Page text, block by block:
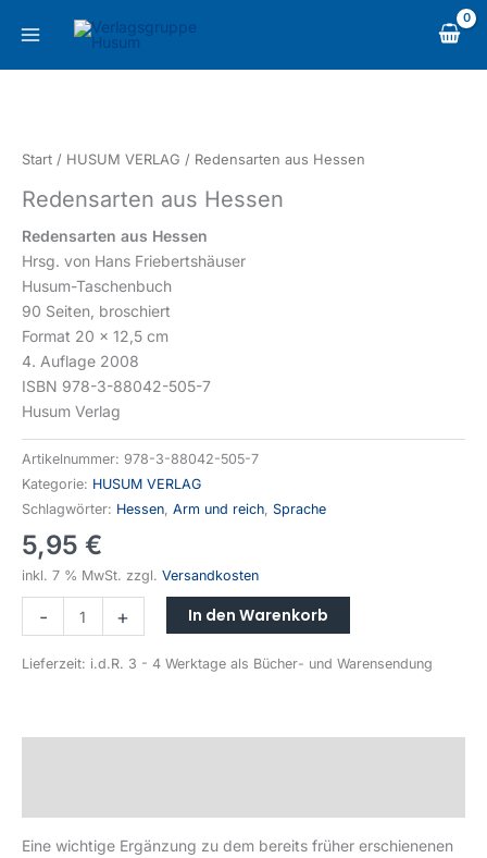
Inhalt
Start / HUSUM VERLAG / Redensarten aus Hessen
Redensarten aus Hessen
Redensarten aus Hessen
Hrsg. von Hans Friebertshäuser
Husum-Taschenbuch
90 Seiten, broschiert
Format 20 x 12,5 cm
4. Auflage 2008
ISBN 978-3-88042-505-7
Husum Verlag
Artikelnummer: 978-3-88042-505-7
Kategorie: HUSUM VERLAG
Schlagwörter: Hessen, Arm und reich, Sprache
5,95 €
inkl. 7 % MwSt. zzgl. Versandkosten
-
Hessen
+ In den Warenkorb
Lieferzeit: i.d.R. 3 - 4 Werktage als Bücher- und Warensendung
Eine wichtige Ergänzung zu dem bereits früher erschienenen